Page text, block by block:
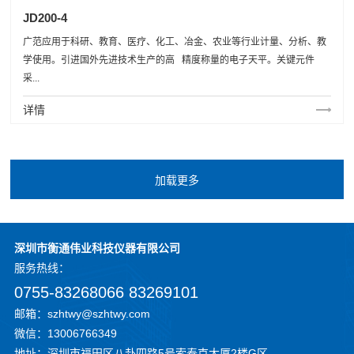
JD200-4
广范应用于科研、教育、医疗、化工、冶金、农业等行业计量、分析、教
学使用。引进国外先进技术生产的高 精度称量的电子天平。关键元件
采...
详情
深圳市衡通伟业科技仪器有限公司
服务热线：
0755-83268066 83269101
邮箱：szhtwy@szhtwy.com
微信：13006766349